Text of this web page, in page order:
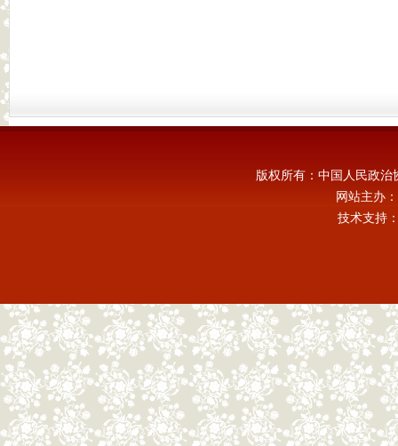
版权所有：中国人民政
网站主办
技术支持